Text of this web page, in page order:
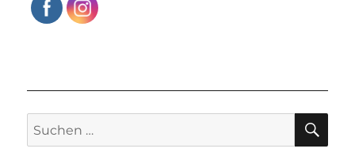
Suchen
nach: